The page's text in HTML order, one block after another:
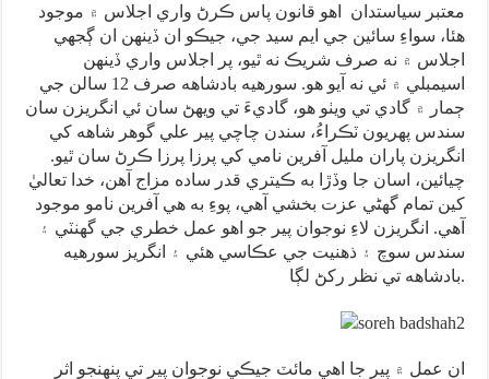
معتبر سياستدان اهو قانون پاس ڪرڻ واري اجلاس ۾ موجود
هئا، سواءِ سائين جي ايم سيد جي، جيڪو ان ڏينهن ان ڳجهي
اجلاس ۾ نه صرف شريڪ نه ٿيو، پر اجلاس واري ڏينهن
اسيمبلي ۾ ئي نه آيو هو. سورهيه بادشاهه صرف 12 سالن جي
ڄمار ۾ گادي تي ويٺو هو، گاديءَ تي ويهڻ سان ئي انگريزن سان
سندس پهريون ٽڪراءُ، سندن چاچي پير علي گوهر شاهه کي
انگريزن پاران مليل آفرين نامي کي پرزا پرزا ڪرڻ سان ٿيو.
چيائين، اسان جا وڏڙا به ڪيتري قدر ساده مزاج آهن، خدا تعاليٰ
کين تمام گهڻي عزت بخشي آهي، پوءِ به هي آفرين نامو موجود
آهي. انگريزن لاءِ نوجوان پير جو اهو عمل خطري جي گهنٽي ۽
سندس سوچ ۽ ذهنيت جي عڪاسي هئي ۽ انگريز سورهيه
بادشاهه تي نظر رکڻ لڳا.
ان عمل ۾ پير جا اهي مائٽ جيڪي نوجوان پير تي پنهنجو اثر